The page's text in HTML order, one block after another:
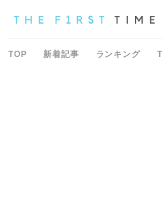
TOP 新着記事 ランキング